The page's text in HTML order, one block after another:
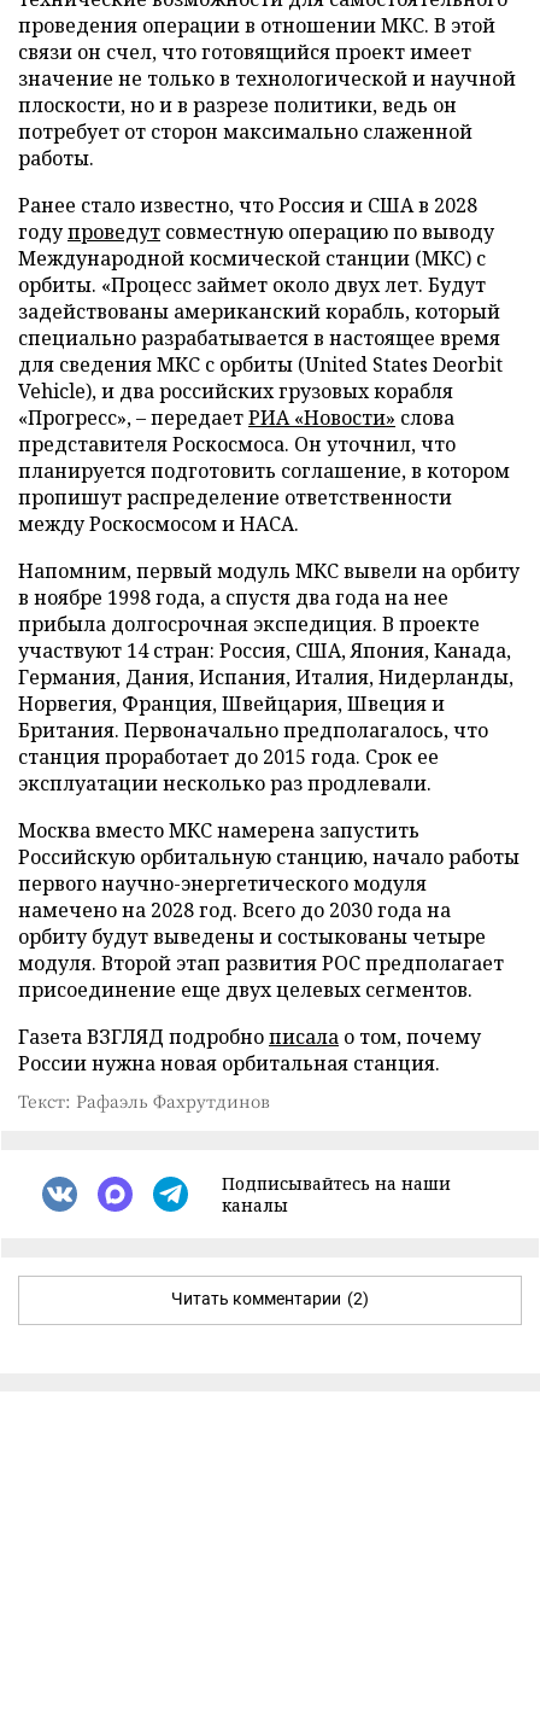
проведения операции в отношении МКС. В этой
связи он счел, что готовящийся проект имеет
значение не только в технологической и научной
плоскости, но и в разрезе политики, ведь он
потребует от сторон максимально слаженной
работы.
Ранее стало известно, что Россия и США в 2028
годупроведут совместную операцию по выводу
Международной космической станции (МКС) с
орбиты. «Процесс займет около двух лет. Будут
задействованы американский корабль, который
специально разрабатывается в настоящее время
для сведения МКС с орбиты (United States Deorbit
Vehicle), и два российских грузовых корабля
«Прогресс», – передаетРИА «Новости» слова
представителя Роскосмоса. Он уточнил, что
планируется подготовить соглашение, в котором
пропишут распределение ответственности
между Роскосмосом и НАСА.
Напомним, первый модуль МКС вывели на орбиту
в ноябре 1998 года, а спустя два года на нее
прибыла долгосрочная экспедиция. В проекте
участвуют 14 стран: Россия, США, Япония, Канада,
Германия, Дания, Испания, Италия, Нидерланды,
Норвегия, Франция, Швейцария, Швеция и
Британия. Первоначально предполагалось, что
станция проработает до 2015 года. Срок ее
эксплуатации несколько раз продлевали.
Москва вместо МКС намерена запустить
Российскую орбитальную станцию, начало работы
первого научно-энергетического модуля
намечено на 2028 год. Всего до 2030 года на
орбиту будут выведены и состыкованы четыре
модуля. Второй этап развития РОС предполагает
присоединение еще двух целевых сегментов.
Газета ВЗГЛЯД подробнописала о том, почему
России нужна новая орбитальная станция.
Текст: Рафаэль Фахрутдинов
Подписывайтесь на наши
каналы
Читать комментарии (2)